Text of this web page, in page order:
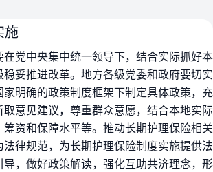
施
党中央集中统一领导下，结合实际抓好本
妥推进改革。地方各级党委和政府要切实
明确的政策制度框架下制定具体政策，充
意见建议，尊重群众意愿，结合本地实际
资和保障水平等。推动长期护理保险相关
律规范，为长期护理保险制度实施提供法
，做好政策解读，强化互助共济理念，形